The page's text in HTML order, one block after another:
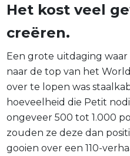
Het kost veel
creëren.
Een grote uitdaging
naar de top van het
over te lopen was
hoeveelheid die Petit
ongeveer 500 tot 1.000
zouden ze deze dan
gooien over een 110-